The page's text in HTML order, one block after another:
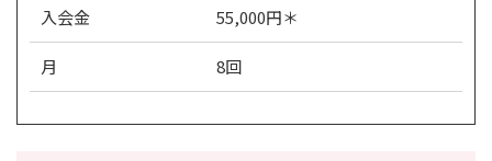
入会金 55,000円＊
月 8回